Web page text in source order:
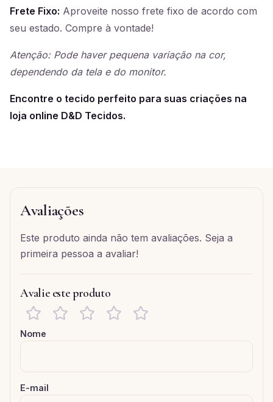
Frete Fixo: Aproveite nosso frete fixo de acordo com
seu estado. Compre à vontade!
Atenção: Pode haver pequena variação na cor,
dependendo da tela e do monitor.
Encontre o tecido perfeito para suas criações na
loja online D&D Tecidos.
Avaliações
Este produto ainda não tem avaliações. Seja a
primeira pessoa a avaliar!
Avalie este produto
Nome
E-mail